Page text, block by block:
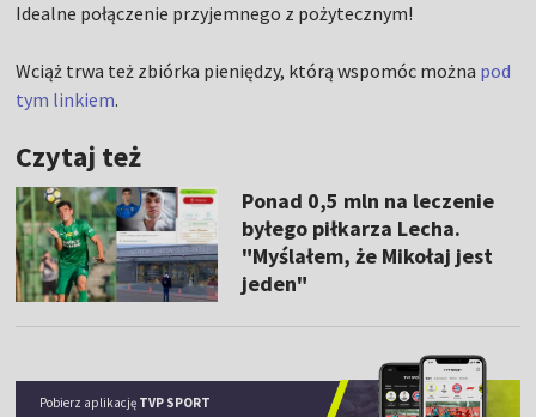
Idealne połączenie przyjemnego z pożytecznym!
Wciąż trwa też zbiórka pieniędzy, którą wspomóc można pod
tym linkiem.
Czytaj też
Ponad 0,5 mln na leczenie
byłego piłkarza Lecha.
"Myślałem, że Mikołaj jest
jeden"
Pobierz aplikację TVP SPORT